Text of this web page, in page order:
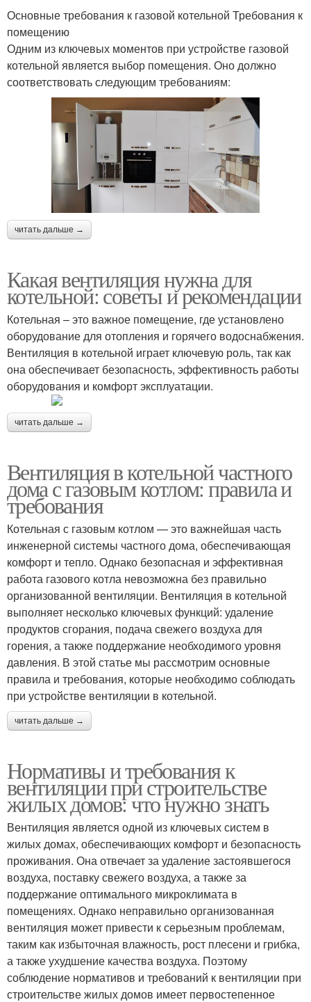
Основные требования к газовой котельной Требования к
помещению
Одним из ключевых моментов при устройстве газовой
котельной является выбор помещения. Оно должно
соответствовать следующим требованиям:
читать дальше →
Какая вентиляция нужна для
котельной: советы и рекомендации
Котельная – это важное помещение, где установлено
оборудование для отопления и горячего водоснабжения.
Вентиляция в котельной играет ключевую роль, так как
она обеспечивает безопасность, эффективность работы
оборудования и комфорт эксплуатации.
читать дальше →
Вентиляция в котельной частного
дома с газовым котлом: правила и
требования
Котельная с газовым котлом — это важнейшая часть
инженерной системы частного дома, обеспечивающая
комфорт и тепло. Однако безопасная и эффективная
работа газового котла невозможна без правильно
организованной вентиляции. Вентиляция в котельной
выполняет несколько ключевых функций: удаление
продуктов сгорания, подача свежего воздуха для
горения, а также поддержание необходимого уровня
давления. В этой статье мы рассмотрим основные
правила и требования, которые необходимо соблюдать
при устройстве вентиляции в котельной.
читать дальше →
Нормативы и требования к
вентиляции при строительстве
жилых домов: что нужно знать
Вентиляция является одной из ключевых систем в
жилых домах, обеспечивающих комфорт и безопасность
проживания. Она отвечает за удаление застоявшегося
воздуха, поставку свежего воздуха, а также за
поддержание оптимального микроклимата в
помещениях. Однако неправильно организованная
вентиляция может привести к серьезным проблемам,
таким как избыточная влажность, рост плесени и грибка,
а также ухудшение качества воздуха. Поэтому
соблюдение нормативов и требований к вентиляции при
строительстве жилых домов имеет первостепенное